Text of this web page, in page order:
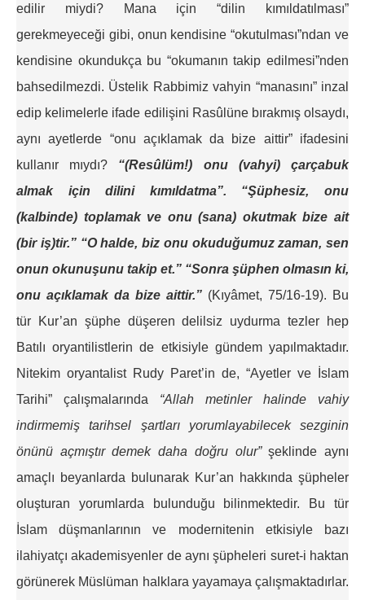
edilir miydi? Mana için “dilin kımıldatılması”
gerekmeyeceği gibi, onun kendisine “okutulması”ndan ve
kendisine okundukça bu “okumanın takip edilmesi”nden
bahsedilmezdi. Üstelik Rabbimiz vahyin “manasını” inzal
edip kelimelerle ifade edilişini Rasûlüne bırakmış olsaydı,
aynı ayetlerde “onu açıklamak da bize aittir” ifadesini
kullanır mıydı?
“(Resûlüm!) onu (vahyi) çarçabuk
almak için dilini kımıldatma”. “Şüphesiz, onu
(kalbinde) toplamak ve onu (sana) okutmak bize ait
(bir iş)tir.” “O halde, biz onu okuduğumuz zaman, sen
onun okunuşunu takip et.” “Sonra şüphen olmasın ki,
onu açıklamak da bize aittir.” (Kıyâmet, 75/16-19). Bu
tür Kur’an şüphe düşeren delilsiz uydurma tezler hep
Batılı oryantilistlerin de etkisiyle gündem yapılmaktadır.
Nitekim oryantalist Rudy Paret’in de, “Ayetler ve İslam
Tarihi” çalışmalarında “Allah metinler halinde vahiy
indirmemiş tarihsel şartları yorumlayabilecek sezginin
önünü açmıştır demek daha doğru olur”şeklinde aynı
amaçlı beyanlarda bulunarak Kur’an hakkında şüpheler
oluşturan yorumlarda bulunduğu bilinmektedir. Bu tür
İslam düşmanlarının ve modernitenin etkisiyle bazı
ilahiyatçı akademisyenler de aynı şüpheleri suret-i haktan
görünerek Müslüman halklara yayamaya çalışmaktadırlar.